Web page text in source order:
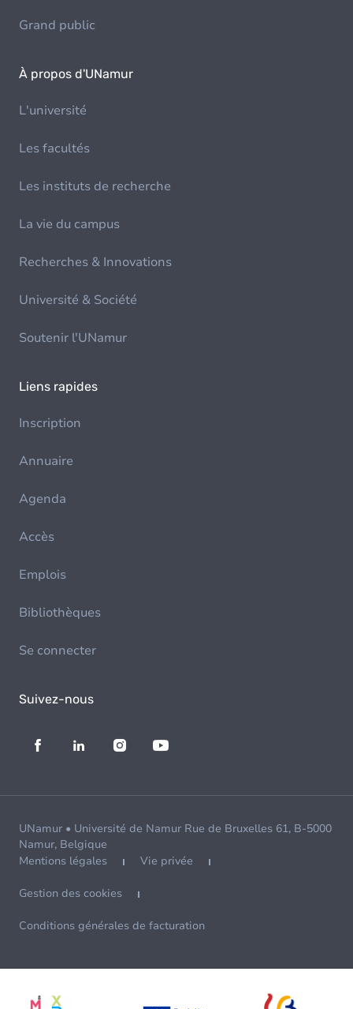
Grand public
À propos d'UNamur
L'université
Les facultés
Les instituts de recherche
La vie du campus
Recherches & Innovations
Université & Société
Soutenir l'UNamur
Liens rapides
Inscription
Annuaire
Agenda
Accès
Emplois
Bibliothèques
Se connecter
Suivez-nous
UNamur • Université de Namur Rue de Bruxelles 61, B-5000
Namur, Belgique
Mentions légales
Vie privée
Gestion des cookies
Conditions générales de facturation